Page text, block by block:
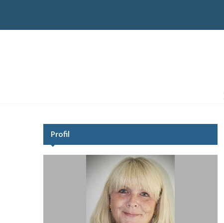
Profil